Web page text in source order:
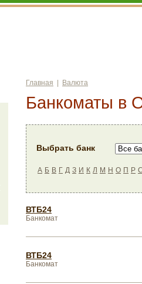
Главная Валюта
Банкоматы в
Выбрать банк
А Б В Г Д З И К Л М Н О П Р
ВТБ24
Банкомат
ВТБ24
Банкомат